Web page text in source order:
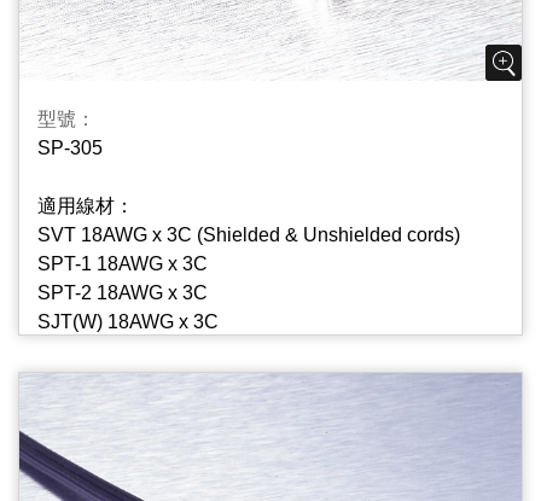
型號：
SP-305
適用線材：
SVT 18AWG x 3C (Shielded & Unshielded cords)
SPT-1 18AWG x 3C
SPT-2 18AWG x 3C
SJT(W) 18AWG x 3C
SVE 18AWG x 3C
SJE 18AWG x 3C